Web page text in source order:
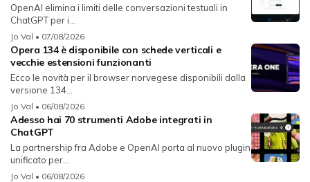
OpenAI elimina i limiti delle conversazioni testuali in
ChatGPT per i...
Jo Val • 07/08/2026
Opera 134 è disponibile con schede verticali e
vecchie estensioni funzionanti
Ecco le novità per il browser norvegese disponibili dalla
versione 134...
Jo Val • 06/08/2026
Adesso hai 70 strumenti Adobe integrati in
ChatGPT
La partnership fra Adobe e OpenAI porta al nuovo plugin
unificato per...
Jo Val • 06/08/2026